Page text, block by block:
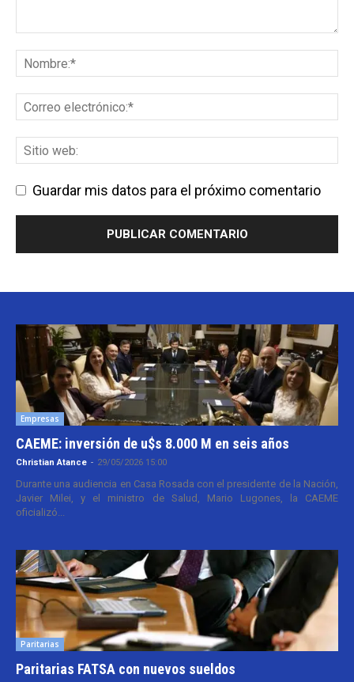
Guardar mis datos para el próximo comentario
Empresas
CAEME: inversión de u$s 8.000 M en seis años
Christian Atance - 29/05/2026 15:00
Durante una audiencia en Casa Rosada con el presidente de la Nación,
Javier Milei, y el ministro de Salud, Mario Lugones, la CAEME
oficializó...
Paritarias
Paritarias FATSA con nuevos sueldos